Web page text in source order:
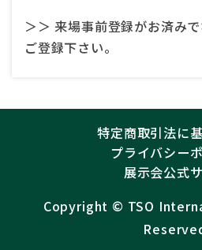
＞＞ 来場事前登録がお済み
ご登録下さい。
特定商取引法に
プライバシー
展示会公式
Copyright ©︎ TSO